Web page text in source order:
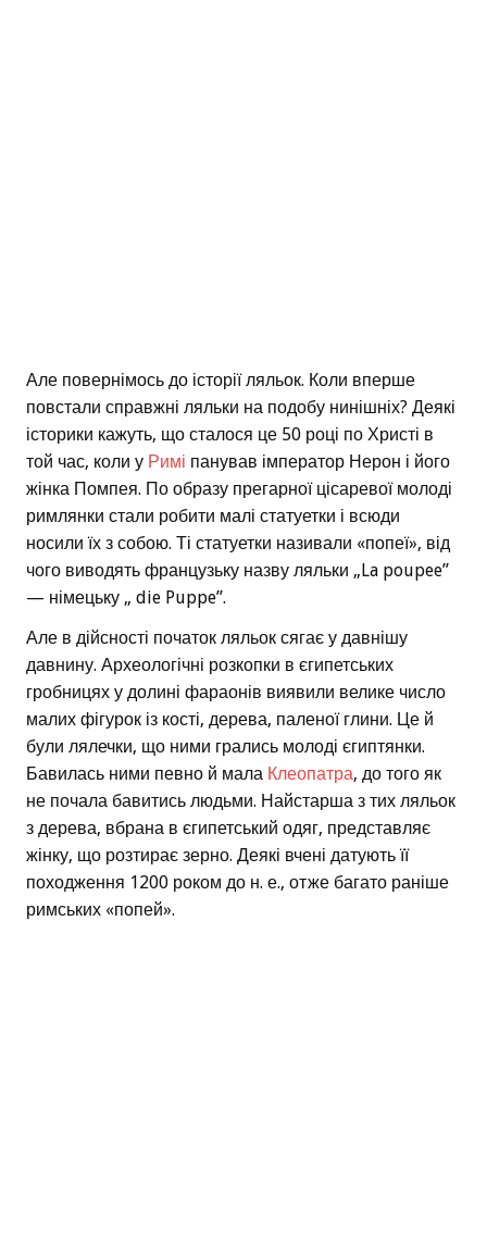
Але повернімось до історії ляльок. Коли вперше
повстали справжні ляльки на подобу нинішніх? Деякі
історики кажуть, що сталося це 50 році по Христі в
той час, коли у Римі панував імператор Нерон і його
жінка Помпея. По образу прегарної цісаревої молоді
римлянки стали робити малі статуетки і всюди
носили їх з собою. Ті статуетки називали «попеї», від
чого виводять французьку назву ляльки „La poupee”
— німецьку „ die Puppe”.
Але в дійсності початок ляльок сягає у давнішу
давнину. Археологічні розкопки в єгипетських
гробницях у долині фараонів виявили велике число
малих фігурок із кості, дерева, паленої глини. Це й
були лялечки, що ними грались молоді єгиптянки.
Бавилась ними певно й мала Клеопатра, до того як
не почала бавитись людьми. Найстарша з тих ляльок
з дерева, вбрана в єгипетський одяг, представляє
жінку, що розтирає зерно. Деякі вчені датують її
походження 1200 роком до н. е., отже багато раніше
римських «попей».